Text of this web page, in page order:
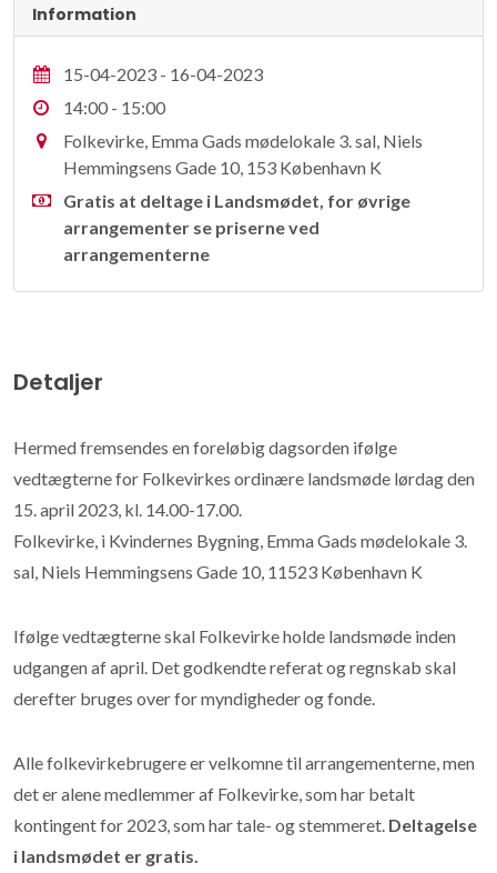
Information
15-04-2023 - 16-04-2023
14:00 - 15:00
Folkevirke, Emma Gads mødelokale 3. sal, Niels
Hemmingsens Gade 10, 153 København K
Gratis at deltage i Landsmødet, for øvrige
arrangementer se priserne ved
arrangementerne
Detaljer
Hermed fremsendes en foreløbig dagsorden ifølge
vedtægterne for Folkevirkes ordinære landsmøde lørdag den
15. april 2023, kl. 14.00-17.00.
Folkevirke, i Kvindernes Bygning, Emma Gads mødelokale 3.
sal, Niels Hemmingsens Gade 10, 11523 København K
Ifølge vedtægterne skal Folkevirke holde landsmøde inden
udgangen af april. Det godkendte referat og regnskab skal
derefter bruges over for myndigheder og fonde.
Alle folkevirkebrugere er velkomne til arrangementerne, men
det er alene medlemmer af Folkevirke, som har betalt
kontingent for 2023, som har tale- og stemmeret. Deltagelse
i landsmødet er gratis.